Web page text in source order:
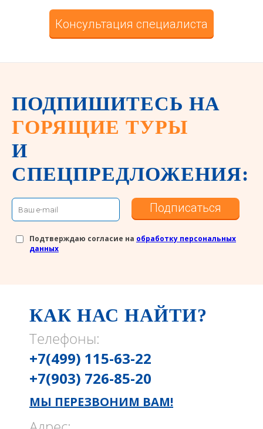
Консультация специалиста
ПОДПИШИТЕСЬ НА
ГОРЯЩИЕ ТУРЫ
И
СПЕЦПРЕДЛОЖЕНИЯ:
Подписаться
Подтверждаю согласие на обработку персональных
данных
КАК НАС НАЙТИ?
Телефоны:
+7(499) 115-63-22
+7(903) 726-85-20
МЫ ПЕРЕЗВОНИМ ВАМ!